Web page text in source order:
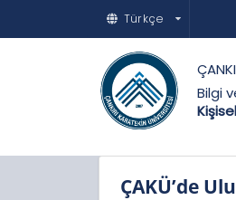
Türkçe
Bilgi
ÇAKÜ’de